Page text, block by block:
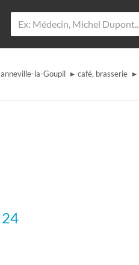
la-Goupil ▸ café, brasserie ▸